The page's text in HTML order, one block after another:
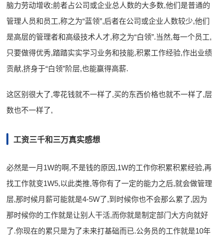
脑力劳动增收;前者占公司或企业总人数的大多数,他们是普通的
管理人员和员工,称之为“蓝领”,后者在公司或企业人数较少,他们
是高层的管理者和高级技术人才,称之为“白领”.当然,每一个员工,
只要做得优秀,踏踏实实学习业务和技能,积累工作经验,作出业绩
贡献,挤身于“白领”阶层,也能赢得高薪.
这区别很大了,零花钱就不一样了,买的东西价格也就不一样了,层
数也不一样了,
工资三千和三万真实感想
必然是一月1W的啊,不是钱的原因,1W的工作你积累积累经验,再
找工作就变1W5,以此类推,等你有了一定的能力之后,就会做管理
层,那时候月薪可能就是4-5W了,到时候你也不会那么累了,因为
那时候你的工作就是让别人干活,而你就是制定部门大方向就好
了.你现在的累只是为了未来打基础而已.公务员的工作就是10年